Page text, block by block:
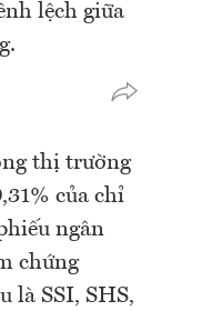
lệch giữa
thị trường
của chỉ
ngân
chứng
là SSI, SHS,